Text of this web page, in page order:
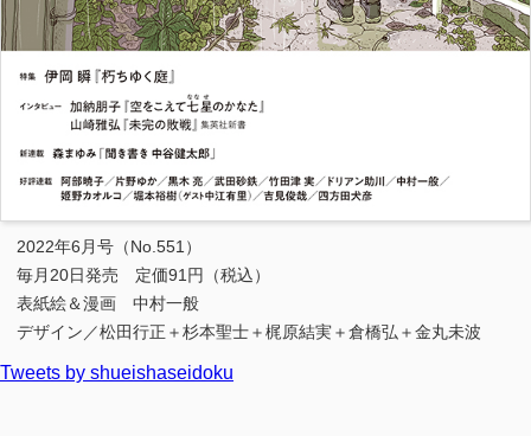
2022年6月号（No.551）
毎月20日発売 定価91円（税込）
表紙絵＆漫画 中村一般
デザイン／松田行正＋杉本聖士＋梶原結実＋倉橋弘＋金丸未波
Tweets by shueishaseidoku